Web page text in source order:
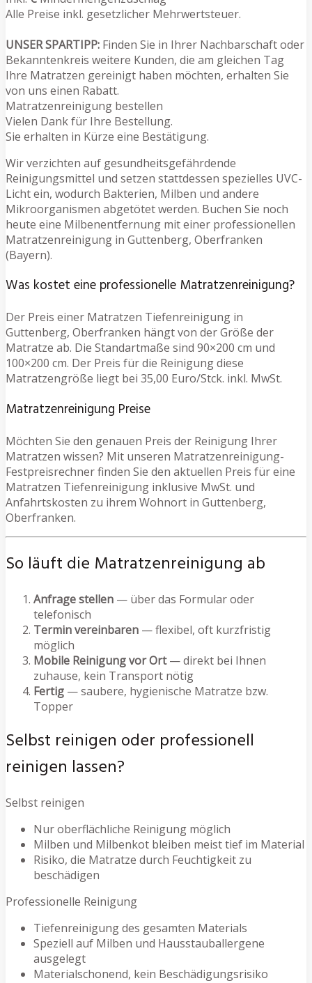
Alle Preise inkl. gesetzlicher Mehrwertsteuer.
UNSER SPARTIPP: Finden Sie in Ihrer Nachbarschaft oder
Bekanntenkreis weitere Kunden, die am gleichen Tag
Ihre Matratzen gereinigt haben möchten, erhalten Sie
von uns einen Rabatt.
Matratzenreinigung bestellen
Vielen Dank für Ihre Bestellung.
Sie erhalten in Kürze eine Bestätigung.
Wir verzichten auf gesundheitsgefährdende
Reinigungsmittel und setzen stattdessen spezielles UVC-
Licht ein, wodurch Bakterien, Milben und andere
Mikroorganismen abgetötet werden. Buchen Sie noch
heute eine Milbenentfernung mit einer professionellen
Matratzenreinigung in Guttenberg, Oberfranken
(Bayern).
Was kostet eine professionelle Matratzenreinigung?
Der Preis einer Matratzen Tiefenreinigung in
Guttenberg, Oberfranken hängt von der Größe der
Matratze ab. Die Standartmaße sind 90×200 cm und
100×200 cm. Der Preis für die Reinigung diese
Matratzengröße liegt bei 35,00 Euro/Stck. inkl. MwSt.
Matratzenreinigung Preise
Möchten Sie den genauen Preis der Reinigung Ihrer
Matratzen wissen? Mit unseren Matratzenreinigung-
Festpreisrechner finden Sie den aktuellen Preis für eine
Matratzen Tiefenreinigung inklusive MwSt. und
Anfahrtskosten zu ihrem Wohnort in Guttenberg,
Oberfranken.
So läuft die Matratzenreinigung ab
Anfrage stellen — über das Formular oder
telefonisch
Termin vereinbaren — flexibel, oft kurzfristig
möglich
Mobile Reinigung vor Ort— direkt bei Ihnen
zuhause, kein Transport nötig
Fertig — saubere, hygienische Matratze bzw.
Topper
Selbst reinigen oder professionell
reinigen lassen?
Selbst reinigen
Nur oberflächliche Reinigung möglich
Milben und Milbenkot bleiben meist tief im Material
Risiko, die Matratze durch Feuchtigkeit zu
beschädigen
Professionelle Reinigung
Tiefenreinigung des gesamten Materials
Speziell auf Milben und Hausstauballergene
ausgelegt
Materialschonend, kein Beschädigungsrisiko